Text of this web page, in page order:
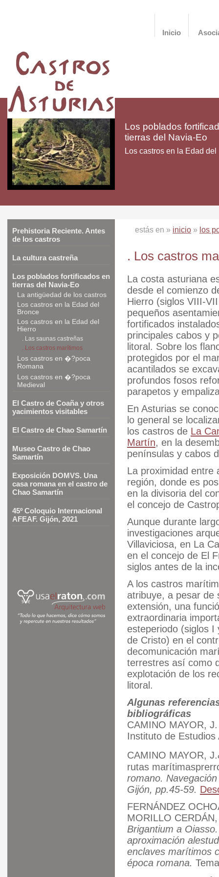
Inicio
Los poblados
tierras del Navia-Eo
Los castros en la Edad del
Prehistoria Reciente. Antes
de los castros
La cultura castreña
Los poblados fortificados en
tierras del Navia-Eo
La antigüedad de los castros
Los castros en la Edad del
Bronce
Los castros en la Edad del
Hierro
. Las saunas castreñas
. Los castros marítimos
Los castros en �?poca
Romana
Los castros en �?poca
Medieval
El Castro de Coaña y otros
yacimientos visitables
El Castro de Chao Samartín
Museo Castro de Chao
Samartín
Exposición DOMVS. Una
casa romana en el castro de
Chao Samartín
45º Coloquio Internacional
AFEAF. Gijón, 2021
estás en » inicio » los
. Los castros
La costa asturiana
desde el comienzo
Hierro (siglos VIII-
pequeños
fortificados
principales cabos y
litoral. Sobre los
protegidos por el
acantilados se
profundos fosos
parapetos y
En Asturias se
lo general se
los castros de La
Martín, en la
penínsulas y cabos
La proximidad entre
región, donde es
en la divisoria del
el concejo de
Aunque durante
investigaciones
Villaviciosa, en La
en el concejo de El
siglos antes de la
A los castros
atribuye, a pesar de
extensión, una
extraordinaria
esteperiodo (siglos I
de Cristo) en el
decomunicación
terrestres así como
explotación de los
litoral.
Algunas
bibliográficas
CAMINO MAYOR,
Instituto de
CAMINO MAYOR,
rutas
romano.
Gijón, pp.45-59.
FERNÁNDEZ
MORILLO
Brigantium a
aproximación
enclaves marítimos
época romana.